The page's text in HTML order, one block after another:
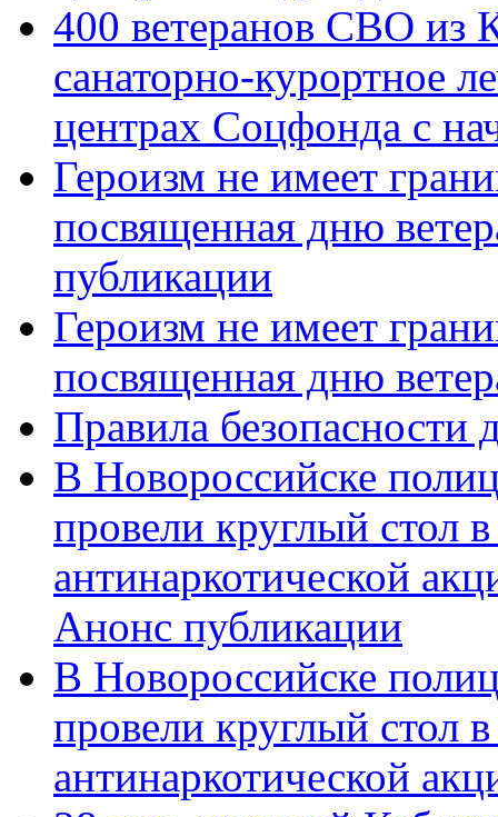
400 ветеранов СВО из
санаторно-курортное
центрах Соцфонда с
Героизм не имеет
посвященная дню
публикации
Героизм не имеет
посвященная дню
Правила безопасности
В Новороссийске
провели круглый стол
антинаркотической
Анонс публикации
В Новороссийске
провели круглый стол
антинаркотической